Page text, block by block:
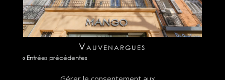
Vauvenargues
« Entrées précédentes